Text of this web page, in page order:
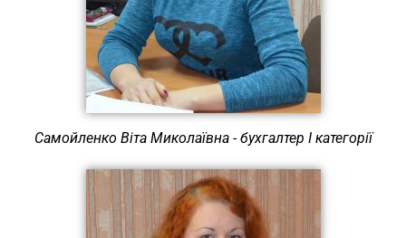
Самойленко Віта Миколаївна - бухгалтер І категорії